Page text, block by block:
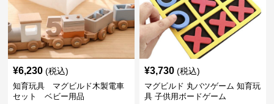
¥6,230 (税込)
知育玩具 マグビルド木製電車
セット ベビー用品
¥3,730 (税込)
マグビルド 丸バツゲーム 知育玩
具 子供用ボードゲーム